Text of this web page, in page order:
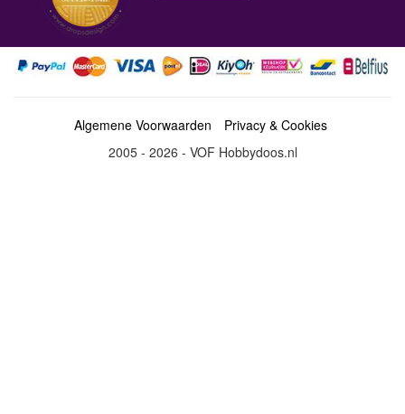
Algemene Voorwaarden
Privacy & Cookies
2005 - 2026 - VOF Hobbydoos.nl